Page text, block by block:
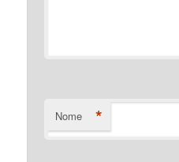
Nome *